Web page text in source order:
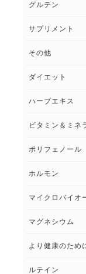
グルテン
サプリメント
その他
その他 トップ
健康セミナー
ダイエット
ダイエット ト
ハーブエキス
ビタミン＆ミネ
ビタミン＆ミ
ビタミンE
ポリフェノール
ホルモン
マイクロバイオ
マグネシウム
より健康のため
より健康のた
ルテイン